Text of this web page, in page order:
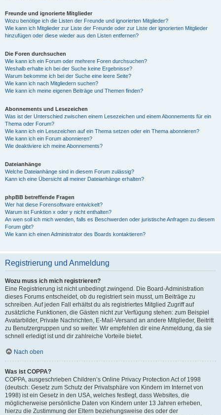
Freunde und ignorierte Mitglieder
Wozu benötige ich die Listen der Freunde und ignorierten Mitglieder?
Wie kann ich Mitglieder zur Liste der Freunde oder zur Liste der ignorierten Mitglieder
hinzufügen oder diese wieder aus den Listen entfernen?
Die Foren durchsuchen
Wie kann ich ein Forum oder mehrere Foren durchsuchen?
Weshalb erhalte ich bei der Suche keine Ergebnisse?
Warum bekomme ich bei der Suche eine leere Seite?
Wie kann ich nach Mitgliedern suchen?
Wie kann ich meine eigenen Beiträge und Themen finden?
Abonnements und Lesezeichen
Was ist der Unterschied zwischen einem Lesezeichen und einem Abonnements für ein
Thema oder Forum?
Wie kann ich ein Lesezeichen auf ein Thema setzen oder ein Thema abonnieren?
Wie kann ich ein Forum abonnieren?
Wie deaktiviere ich meine Abonnements?
Dateianhänge
Welche Dateianhänge sind in diesem Forum zulässig?
Kann ich eine Übersicht all meiner Dateianhänge erhalten?
phpBB betreffende Fragen
Wer hat diese Forensoftware entwickelt?
Warum ist Funktion x oder y nicht enthalten?
An wen soll ich mich wenden, falls es Beschwerden oder juristische Anfragen zu diesem
Forum gibt?
Wie kann ich einen Administrator des Boards kontaktieren?
Registrierung und Anmeldung
Wozu muss ich mich registrieren?
Eine Registrierung ist nicht unbedingt zwingend. Die Board-Administration
dieses Forums entscheidet, ob du registriert sein musst, um Beiträge zu
schreiben. Auf jeden Fall erhältst du als registriertes Mitglied Zugriff auf
zusätzliche Funktionen, die Gästen nicht zur Verfügung stehen: zum Beispiel
Avatarbilder, Private Nachrichten, E-Mail-Versand an andere Mitglieder, Beitritt
zu Benutzergruppen und so weiter. Wir empfehlen dir eine Anmeldung, da sie
schnell erledigt ist und dir zahlreiche Vorteile bietet.
Nach oben
Was ist COPPA?
COPPA, ausgeschrieben Children’s Online Privacy Protection Act of 1998
(deutsch: Gesetz zum Schutz der Privatsphäre von Kindern im Internet von
1998) ist ein Gesetz in den USA, welches festlegt, dass Websites, die
möglicherweise persönliche Daten von Kindern unter 13 Jahren erheben,
hierzu die Zustimmung der Eltern beziehungsweise des oder der